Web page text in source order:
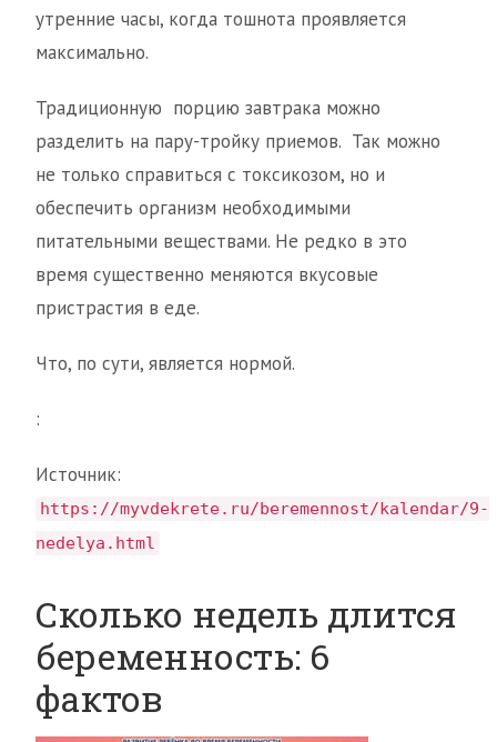
утренние часы, когда тошнота проявляется
максимально.
Традиционную порцию завтрака можно
разделить на пару-тройку приемов. Так можно
не только справиться с токсикозом, но и
обеспечить организм необходимыми
питательными веществами. Не редко в это
время существенно меняются вкусовые
пристрастия в еде.
Что, по сути, является нормой.
:
Источник:
https://myvdekrete.ru/beremennost/kalendar/9-
nedelya.html
Сколько недель длится
беременность: 6
фактов